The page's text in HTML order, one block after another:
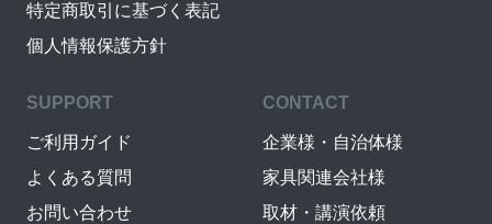
特定商取引に基づく表記
個人情報保護方針
SUPPORT
ご利用ガイド
よくある質問
お問い合わせ
CONTACT
企業様・自治体様
家具関連会社様
取材・講演依頼